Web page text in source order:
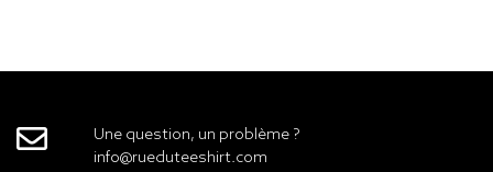
Une question, un problème ?
info@rueduteeshirt.com